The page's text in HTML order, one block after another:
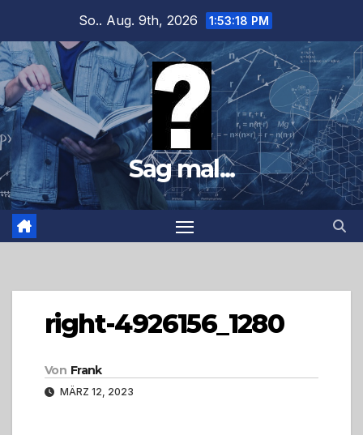
springen
So.. Aug. 9th, 2026 1:53:19 PM
Sag mal...
right-4926156_1280
Von Frank
MÄRZ 12, 2023